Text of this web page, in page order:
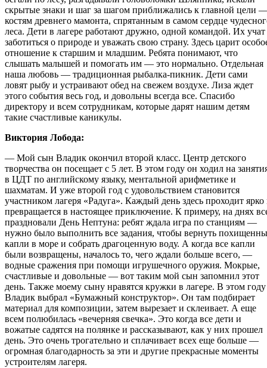
скрытые знаки и шаг за шагом приближались к главной цели
костям древнего мамонта, спрятанным в самом сердце
леса. Дети в лагере работают дружно, одной командой. Их учат
заботиться о природе и уважать свою страну. Здесь царит
отношение к старшим и младшим. Ребята понимают, что
слышать малышей и помогать им — это нормально. Отдельная
наша любовь — традиционная рыбалка-пикник. Дети сами
ловят рыбу и устраивают обед на свежем воздухе. Лиза ждет
этого события весь год, и довольны всегда все. Спасибо
директору и всем сотрудникам, которые дарят нашим детям
такие счастливые каникулы.
Виктория Лобода:
— Мой сын Владик окончил второй класс. Центр детского
творчества он посещает с 5 лет. В этом году он ходил на
в ЦДТ по английскому языку, ментальной арифметике и
шахматам. И уже второй год с удовольствием становится
участником лагеря «Радуга». Каждый день здесь проходит ярко
превращается в настоящее приключение. К примеру, на днях
праздновали День Нептуна: ребят ждала игра по станциям —
нужно было выполнить все задания, чтобы вернуть
капли в море и собрать драгоценную воду. А когда все капли
были возвращены, началось то, чего ждали больше всего, —
водные сражения при помощи игрушечного оружия. Мокрые,
счастливые и довольные — вот таким мой сын запомнил этот
день. Также моему сыну нравятся кружки в лагере. В этом году
Владик выбрал «Бумажный конструктор». Он там подбирает
материал для композиции, затем вырезает и склеивает. А еще
всем полюбилась «вечерняя свечка». Это когда все дети и
вожатые садятся на полянке и рассказывают, как у них прошел
день. Это очень трогательно и сплачивает всех еще больше —
огромная благодарность за эти и другие прекрасные моменты
устроителям лагеря.